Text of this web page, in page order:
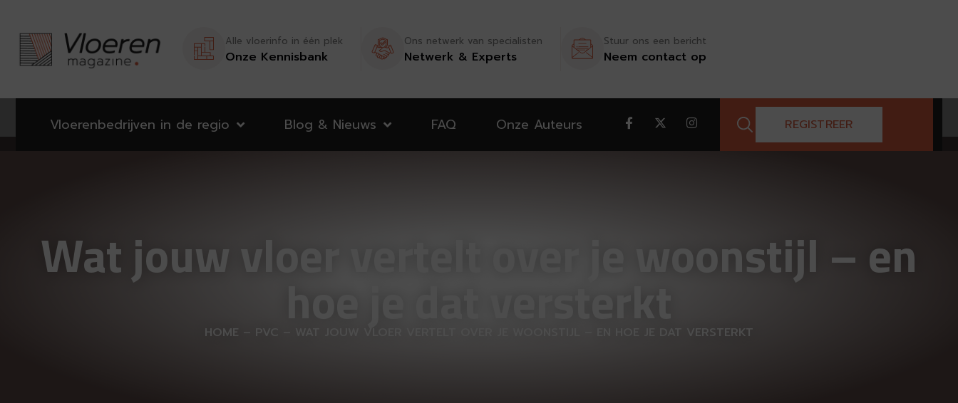
Alle vloerinfo in één plek
Onze Kennisbank
Ons netwerk van specialisten
Netwerk & Experts
Stuur ons een bericht
Neem contact op
Vloerenbedrijven in de regio Blog & Nieuws FAQ Onze Auteurs REGISTREER
Wat jouw vloer vertelt over je woonstijl – en
HOME – PVC WAT JOUW VLOER VERTELT OVER JE WOONSTIJL – EN HOE JE DAT VERSTERKT